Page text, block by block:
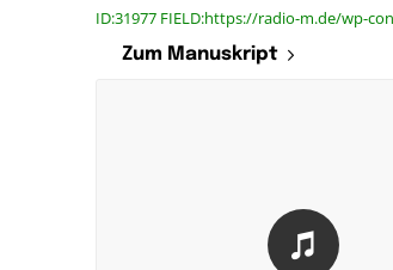
ID:31977 FIELD:https://radio-m.de/wp-
Zum Manuskript